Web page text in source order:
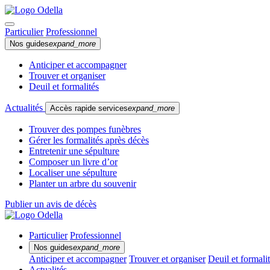
Particulier Professionnel
Nos guidesexpand_more
Anticiper et accompagner
Trouver et organiser
Deuil et formalités
Actualités Accès rapide servicesexpand_more
Trouver des pompes funèbres
Gérer les formalités après décès
Entretenir une sépulture
Composer un livre d’or
Localiser une sépulture
Planter un arbre du souvenir
Publier un avis de décès
Particulier Professionnel
Nos guidesexpand_more
Anticiper et accompagner Trouver et organiser Deuil et